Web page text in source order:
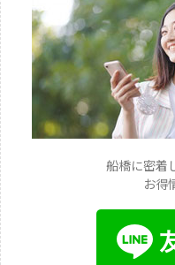
船橋に密着
お得